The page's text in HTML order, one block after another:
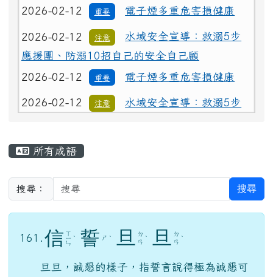
重要 電子煙多重危害損健康
注意
水域安全宣導：救溺5步
應援團、防溺10招自己的安全自己顧
重要 電子煙多重危害損健康
注意
水域安全宣導：救溺5步
應援團、防溺10招自己的安全自己顧
所有成語
搜尋： 搜尋
161. 信 ㄒ
ㄧ
ㄣ
ˋ 誓 ㄕ ˋ 旦 ㄉ
ㄢ ˋ 旦 ㄉ
ㄢ ˋ
旦旦，誠懇的樣子，指誓言說得極為誠懇可